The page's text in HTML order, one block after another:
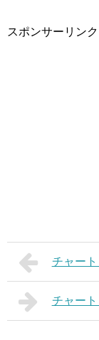
スポンサーリンク
チャー
チャー